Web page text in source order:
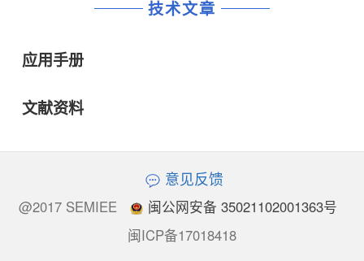
技术文章
应用手册
文献资料
意见反馈
@2017 SEMIEE
闽公网安备 35021102001363号
闽ICP备17018418